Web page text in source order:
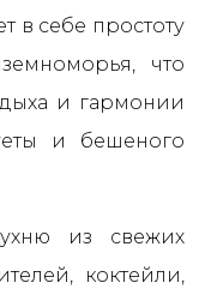
в себе простоту
что
и гармонии
и бешеного
из свежих
коктейли,